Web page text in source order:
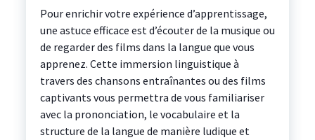
Pour enrichir votre expérience d’apprentissage,
une astuce efficace est d’écouter de la musique ou
de regarder des films dans la langue que vous
apprenez. Cette immersion linguistique à
travers des chansons entraînantes ou des films
captivants vous permettra de vous familiariser
avec la prononciation, le vocabulaire et la
structure de la langue de manière ludique et